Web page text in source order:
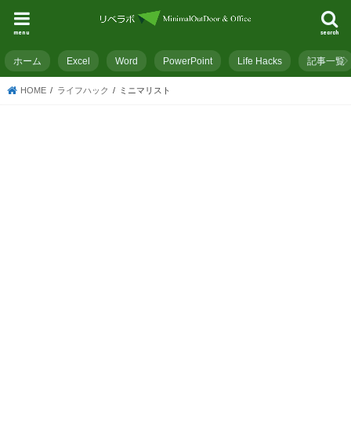
search
menu
ホーム Excel Word PowerPoint Life Hacks 記事一覧
HOME ライフハック ミニマリスト